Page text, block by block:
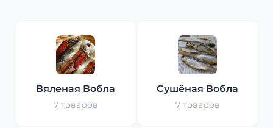
Вяленая Вобла
7 товаров
Сушёная Вобла
7 товаров